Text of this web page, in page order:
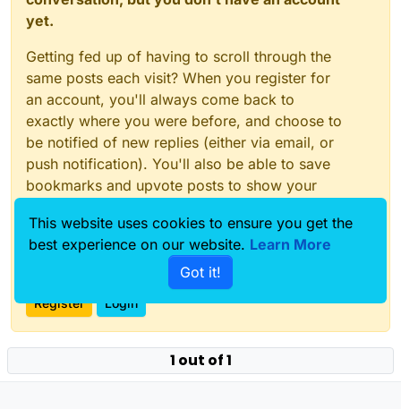
yet.
Getting fed up of having to scroll through the
same posts each visit? When you register for
an account, you'll always come back to
exactly where you were before, and choose to
be notified of new replies (either via email, or
push notification). You'll also be able to save
bookmarks and upvote posts to show your
With your input, this post could be even better
Register Login
1 out of 1
This website uses cookies to ensure you get the
best experience on our website. Learn More
Got it!